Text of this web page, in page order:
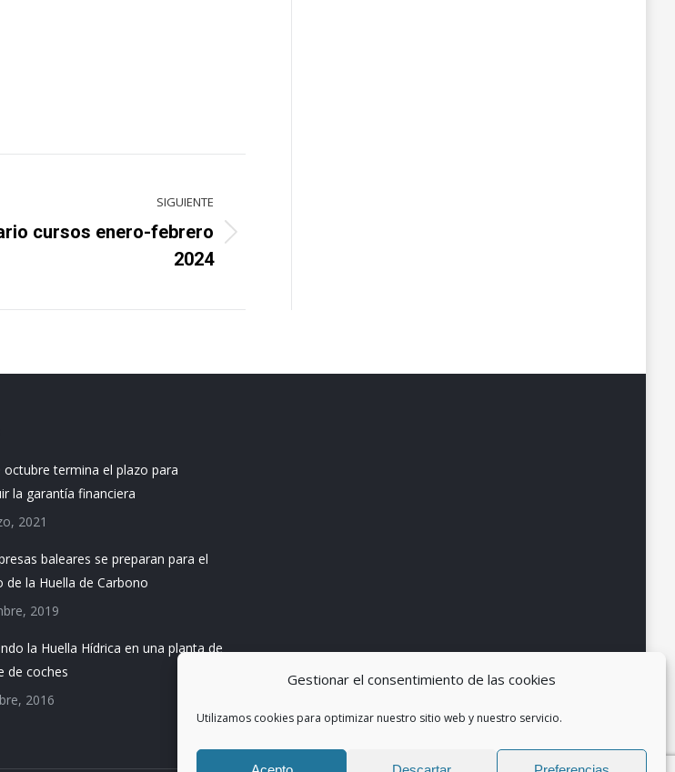
Gestionar el consentimiento de las cookies
Utilizamos cookies para optimizar nuestro sitio web y nuestro servicio.
SIGUIENTE
cursos enero-febrero
2024
octubre termina el plazo para
la garantía financiera
2021
baleares se preparan para el
de la Huella de Carbono
2019
la Huella Hídrica en una planta de
de coches
2016